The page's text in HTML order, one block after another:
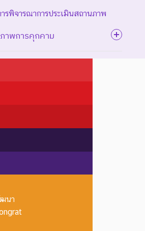
พิจารณาการประเมินสถานภาพ
าพการคุกคาม
สูญพันธุ์
นธุ์
มชาติ
ชนิดพันธุ์ที่ไม่มีรายงานว่าพบ
ธรรมชาติ
ถูกคุกคาม
สูญ
นา